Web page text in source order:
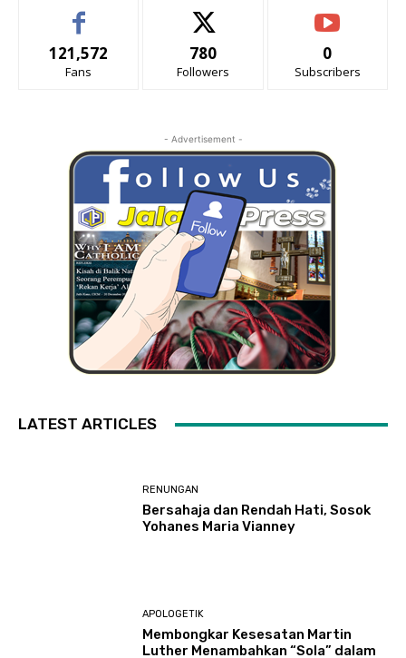
121,572
Fans
780
Followers
0
Subscribers
- Advertisement -
LATEST ARTICLES
RENUNGAN
Bersahaja dan Rendah Hati, Sosok
Yohanes Maria Vianney
APOLOGETIK
Membongkar Kesesatan Martin
Luther Menambahkan “Sola” dalam